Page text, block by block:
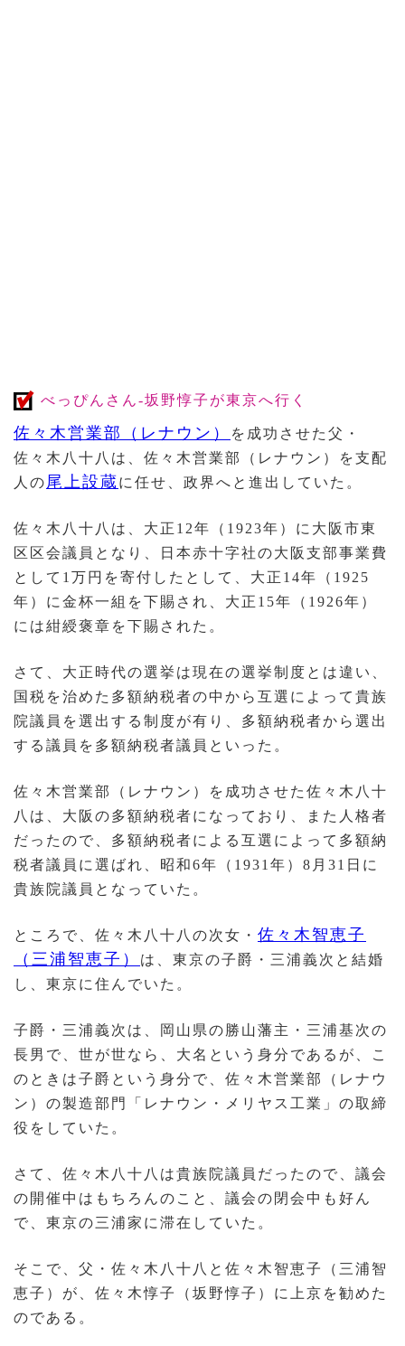
べっぴんさん-坂野惇子が東京へ行く
佐々木営業部（レナウン）
を成功させた父・
佐々木八十八は、佐々木営業部（レナウン）を支配
人の尾上設蔵に任せ、政界へと進出していた。
佐々木八十八は、大正12年（1923年）に大阪市東
区区会議員となり、日本赤十字社の大阪支部事業費
として1万円を寄付したとして、大正14年（1925
年）に金杯一組を下賜され、大正15年（1926年）
には紺綬褒章を下賜された。
さて、大正時代の選挙は現在の選挙制度とは違い、
国税を治めた多額納税者の中から互選によって貴族
院議員を選出する制度が有り、多額納税者から選出
する議員を多額納税者議員といった。
佐々木営業部（レナウン）を成功させた佐々木八十
八は、大阪の多額納税者になっており、また人格者
だったので、多額納税者による互選によって多額納
税者議員に選ばれ、昭和6年（1931年）8月31日に
貴族院議員となっていた。
ところで、佐々木八十八の次女・ 佐々木智恵子
（三浦智恵子）
は、東京の子爵・三浦義次と結婚
し、東京に住んでいた。
子爵・三浦義次は、岡山県の勝山藩主・三浦基次の
長男で、世が世なら、大名という身分であるが、こ
のときは子爵という身分で、佐々木営業部（レナウ
ン）の製造部門「レナウン・メリヤス工業」の取締
役をしていた。
さて、佐々木八十八は貴族院議員だったので、議会
の開催中はもちろんのこと、議会の閉会中も好ん
で、東京の三浦家に滞在していた。
そこで、父・佐々木八十八と佐々木智恵子（三浦智
恵子）が、佐々木惇子（坂野惇子）に上京を勧めた
のである。